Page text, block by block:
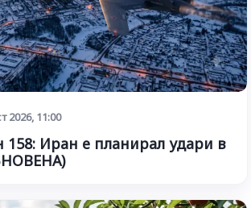
2026, 11:00
158: Иран е планирал удари в